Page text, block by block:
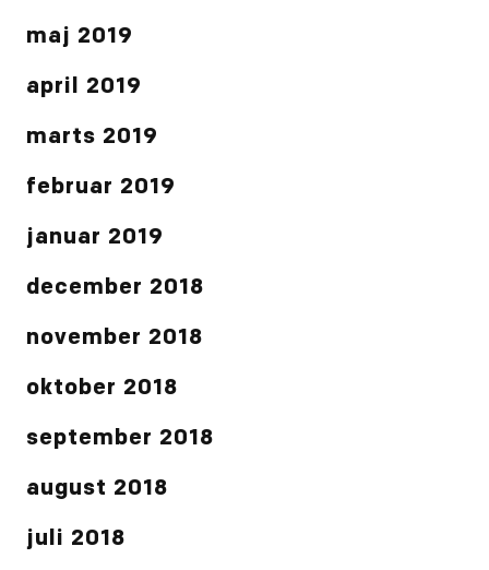
maj 2019
april 2019
marts 2019
februar 2019
januar 2019
december 2018
november 2018
oktober 2018
september 2018
august 2018
juli 2018